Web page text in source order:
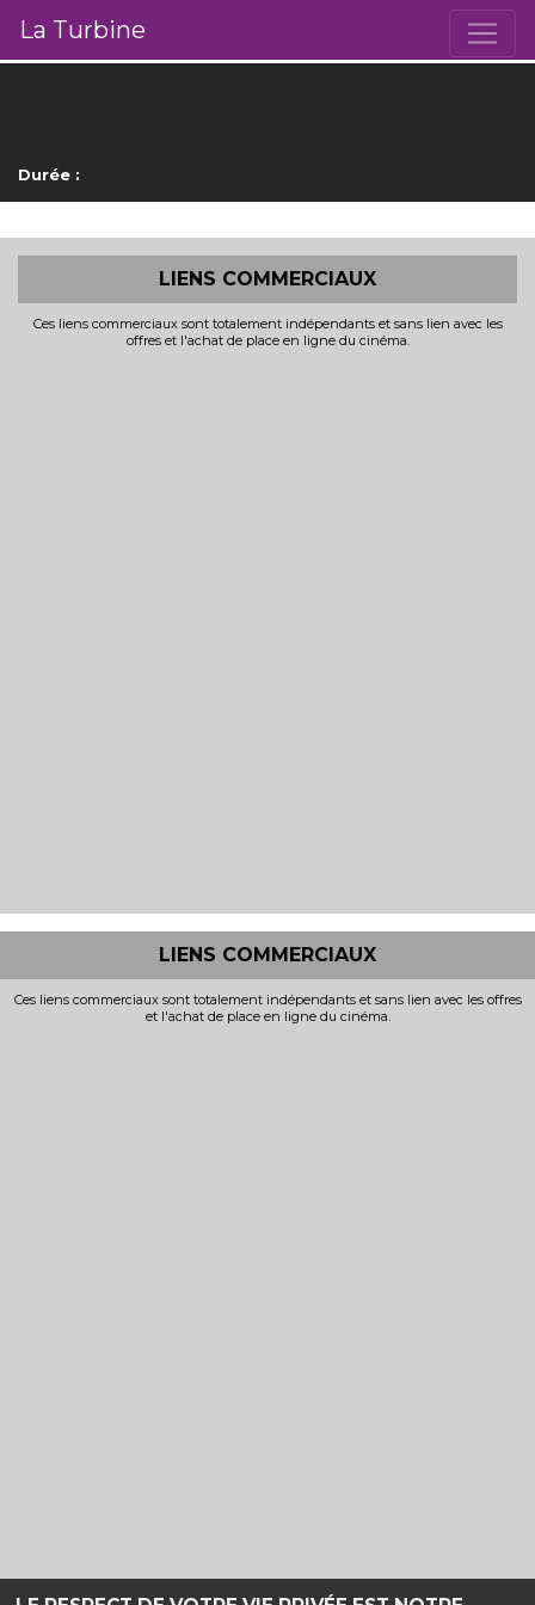
La Turbine
Durée :
LIENS COMMERCIAUX
Ces liens commerciaux sont totalement indépendants et sans lien avec les
offres et l'achat de place en ligne du cinéma.
LIENS COMMERCIAUX
Ces liens commerciaux sont totalement indépendants et sans lien avec les offres
et l'achat de place en ligne du cinéma.